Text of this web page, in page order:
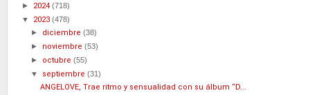
► 2024 (718)
▼ 2023 (478)
► diciembre(38)
► noviembre(53)
► octubre(55)
▼ septiembre(31)
ANGELOVE, Trae ritmo y sensualidad con su álbum “D...